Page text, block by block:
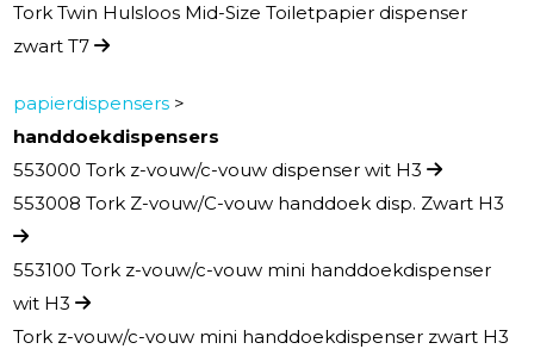
Tork Twin Hulsloos Mid-Size Toiletpapier dispenser
zwart T7
papierdispensers >
handdoekdispensers
553000 Tork z-vouw/c-vouw dispenser wit H3
553008 Tork Z-vouw/C-vouw handdoek disp. Zwart H3
553100 Tork z-vouw/c-vouw mini handdoekdispenser
wit H3
Tork z-vouw/c-vouw mini handdoekdispenser zwart H3